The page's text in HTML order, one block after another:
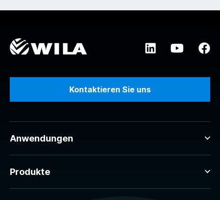
Kontaktieren Sie uns
Anwendungen
Produkte